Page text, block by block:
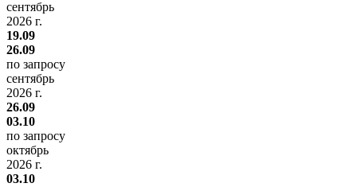
сентябрь
2026 г.
19.09
26.09
по запросу
сентябрь
2026 г.
26.09
03.10
по запросу
октябрь
2026 г.
03.10